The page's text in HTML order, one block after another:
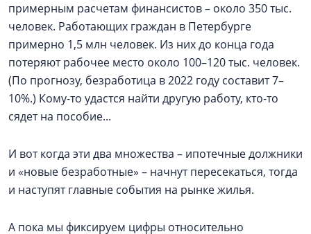
примерным расчетам финансистов – около 350 тыс.
человек. Работающих граждан в Петербурге
примерно 1,5 млн человек. Из них до конца года
потеряют рабочее место около 100–120 тыс. человек.
(По прогнозу, безработица в 2022 году составит 7–
10%.) Кому-то удастся найти другую работу, кто-то
сядет на пособие...
И вот когда эти два множества – ипотечные должники
и «новые безработные» – начнут пересекаться, тогда
и наступят главные события на рынке жилья.
А пока мы фиксируем цифры относительно